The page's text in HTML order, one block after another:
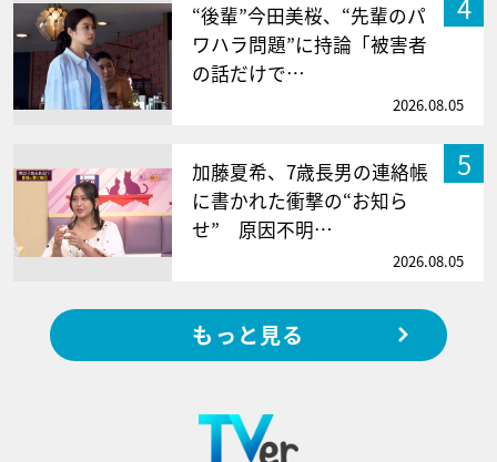
“後輩”今田美桜、“先輩のパ
ワハラ問題”に持論「被害者
の話だけで…
2026.08.05
5
加藤夏希、7歳長男の連絡帳
に書かれた衝撃の“お知ら
せ” 原因不明…
2026.08.05
もっと見る